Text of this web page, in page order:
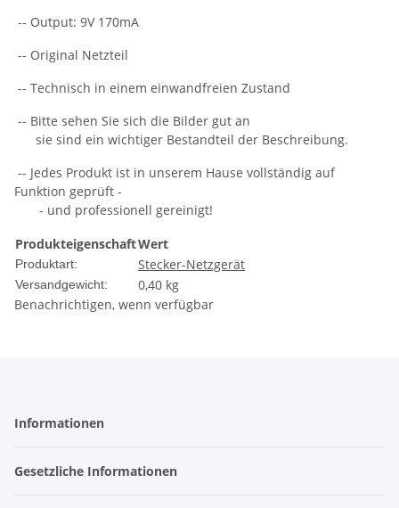
-- Output: 9V 170mA
-- Original Netzteil
-- Technisch in einem einwandfreien Zustand
-- Bitte sehen Sie sich die Bilder gut an
sie sind ein wichtiger Bestandteil der Beschreibung.
-- Jedes Produkt ist in unserem Hause vollständig auf
Funktion geprüft -
- und professionell gereinigt!
ProdukteigenschaftWert
Produktart: Stecker-Netzgerät
Versandgewicht:
0,40 kg
Benachrichtigen, wenn verfügbar
Informationen
Gesetzliche Informationen